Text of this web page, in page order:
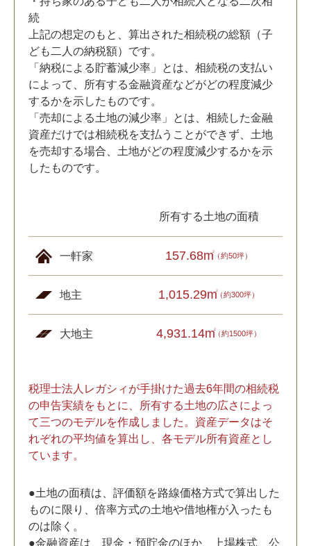
続
上記の想定のもと、算出された相続税の総額（子
ども二人の納税額）です。
「納税による貯蓄減少率」とは、相続税の支払い
によって、所有する金融資産などがどの程度減少
するかを示したものです。
「売却による土地の減少率」とは、相続した金融
資産だけでは相続税を支払うことができず、土地
を売却する場合、土地がどの程度減少するかを示
したものです。
所有する土地の面積
一軒家 157.68m2（約50坪）
地主 1,015.29m2（約300坪）
大地主 4,931.14m2（約1500坪）
税理士法人レガシィが手掛けた過去6年間の相続税
の申告実績をもとに、所有する土地の広さによっ
て三つのモデルを作成しました。資産データはそ
れぞれの平均値を算出し、各モデル所有資産とし
ています。
●土地の面積は、評価額を路線価格方式で算出した
ものに限り、倍率方式の土地や借地権が入ったも
のは除く。
●金融資産は、現金・預貯金のほか、上場株式、公